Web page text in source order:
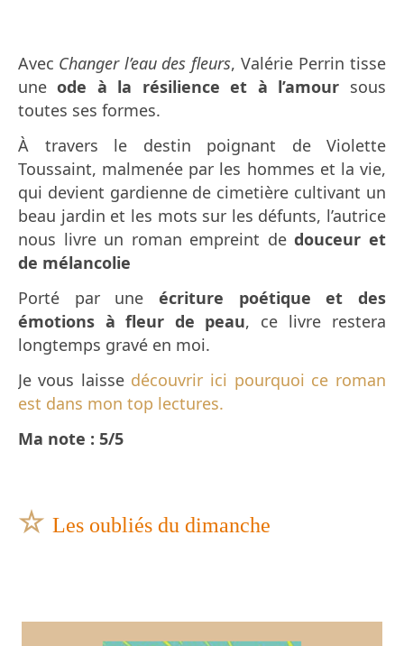
Avec Changer l’eau des fleurs, Valérie Perrin tisse
une ode à la résilience et à l’amour sous
toutes ses formes.
À travers le destin poignant de Violette
Toussaint, malmenée par les hommes et la vie,
qui devient gardienne de cimetière cultivant un
beau jardin et les mots sur les défunts, l’autrice
nous livre un roman empreint de douceur et
de mélancolie
Porté par une écriture poétique et des
émotions à fleur de peau, ce livre restera
longtemps gravé en moi.
Je vous laisse découvrir ici pourquoi ce roman
est dans mon top lectures.
Ma note : 5/5
☆ Les oubliés du dimanche